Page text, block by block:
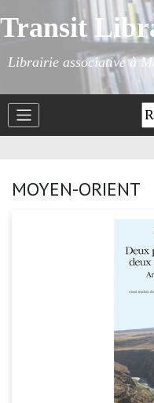
Transit
Librairie associative à
MOYEN-ORIENT